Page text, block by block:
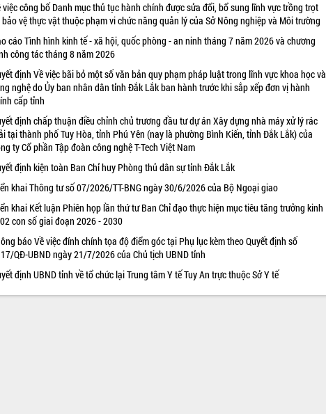
việc công bố Danh mục thủ tục hành chính được sửa đổi, bổ sung lĩnh vực trồng trọt
bảo vệ thực vật thuộc phạm vi chức năng quản lý của Sở Nông nghiệp và Môi trường
cáo Tình hình kinh tế - xã hội, quốc phòng - an ninh tháng 7 năm 2026 và chương
công tác tháng 8 năm 2026
định Về việc bãi bỏ một số văn bản quy phạm pháp luật trong lĩnh vực khoa học và
nghệ do Ủy ban nhân dân tỉnh Đắk Lắk ban hành trước khi sắp xếp đơn vị hành
cấp tỉnh
định chấp thuận điều chỉnh chủ trương đầu tư dự án Xây dựng nhà máy xử lý rác
tại thành phố Tuy Hòa, tỉnh Phú Yên (nay là phường Bình Kiến, tỉnh Đắk Lắk) của
ty Cổ phần Tập đoàn công nghệ T-Tech Việt Nam
định kiện toàn Ban Chỉ huy Phòng thủ dân sự tỉnh Đắk Lắk
khai Thông tư số 07/2026/TT-BNG ngày 30/6/2026 của Bộ Ngoại giao
khai Kết luận Phiên họp lần thứ tư Ban Chỉ đạo thực hiện mục tiêu tăng trưởng kinh
con số giai đoạn 2026 - 2030
báo Về việc đính chính tọa độ điểm góc tại Phụ lục kèm theo Quyết định số
QĐ-UBND ngày 21/7/2026 của Chủ tịch UBND tỉnh
định UBND tỉnh về tổ chức lại Trung tâm Y tế Tuy An trực thuộc Sở Y tế